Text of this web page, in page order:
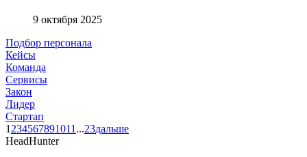
9 октября 2025
Подбор персонала
Кейсы
Команда
Сервисы
Закон
Лидер
Стартап
1 234567891011 ...23дальше
HeadHunter